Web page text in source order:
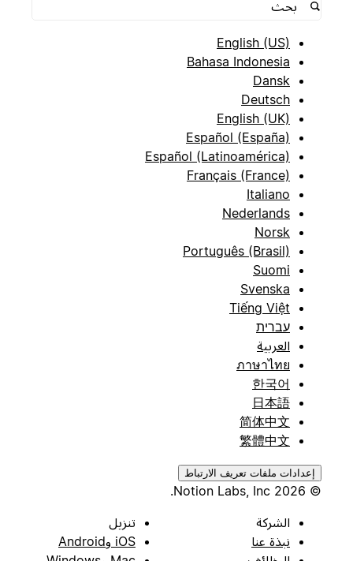
English (US)
Bahasa Indonesia
Dansk
Deutsch
English (UK)
Español (España)
Español (Latinoamérica)
Français (France)
Italiano
Nederlands
Norsk
Português (Brasil)
Suomi
Svenska
Tiếng Việt
עברית
العربية
ภาษาไทย
한국어
日本語
简体中文
繁體中文
إعدادات ملفات تعريف الارتباط
© 2026 Notion Labs, Inc.
الشركة
نبذة عنا
تنزيل
iOS وAndroid